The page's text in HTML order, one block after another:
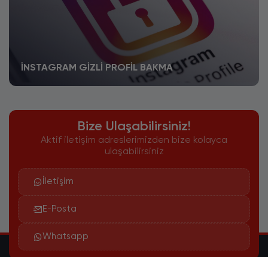
İNSTAGRAM GIZLI PROFIL BAKMA
Bize Ulaşabilirsiniz!
Aktif iletişim adreslerimizden bize kolayca
ulaşabilirsiniz
İletişim
E-Posta
Whatsapp